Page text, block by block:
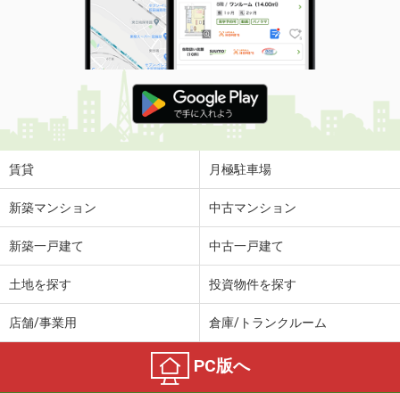
賃貸 月極駐車場
新築マンション 中古マンション
新築一戸建て 中古一戸建て
土地を探す 投資物件を探す
店舗/事業用 倉庫/トランクルーム
PC版へ